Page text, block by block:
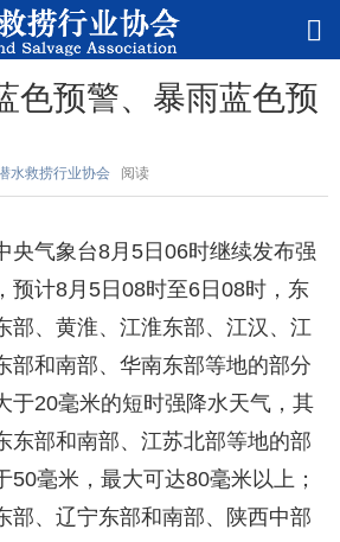
色预警、暴雨蓝色预
水救捞行业协会 阅读
央气象台8月5日06时继续发布强
预计8月5日08时至6日08时，东
部、黄淮、江淮东部、江汉、江
部和南部、华南东部等地的部分
于20毫米的短时强降水天气，其
东部和南部、江苏北部等地的部
50毫米，最大可达80毫米以上；
部、辽宁东部和南部、陕西中部